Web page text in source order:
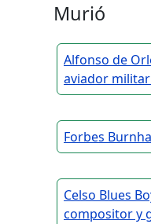
Murió
Alfonso de
aviador
Forbes
Celso Blues
compositor y